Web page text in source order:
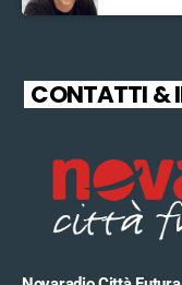
CONTATTI &